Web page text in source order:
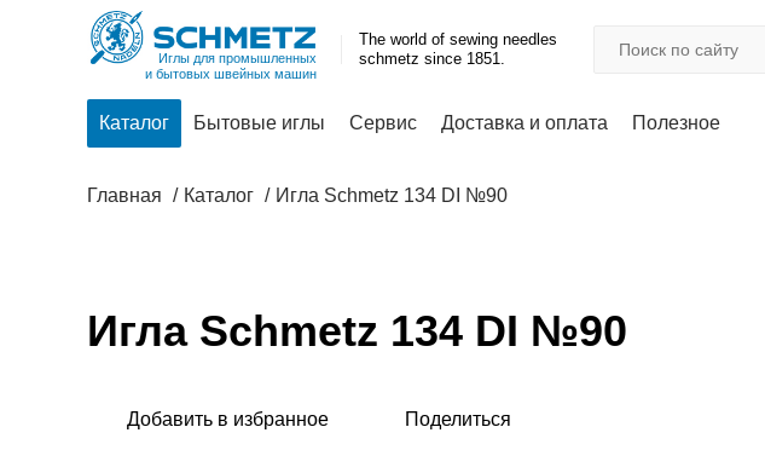
Иглы для промышленных
и бытовых швейных машин
The world of sewing needles
schmetz since 1851.
Каталог Бытовые иглы Сервис Доставка и оплата Полезное
Главная Каталог Игла Schmetz 134 DI №90
Игла Schmetz 134 DI №90